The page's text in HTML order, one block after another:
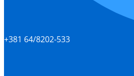
+381 64/8202-533